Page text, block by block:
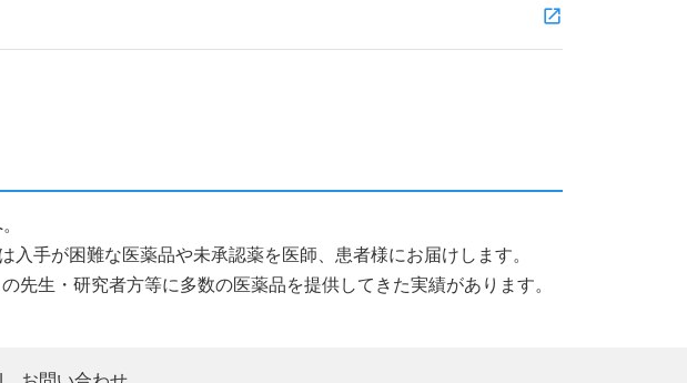
手が困難な医薬品や未承認薬を医師、患者様にお届けします。
の先生・研究者方等に多数の医薬品を提供してきた実績があります。